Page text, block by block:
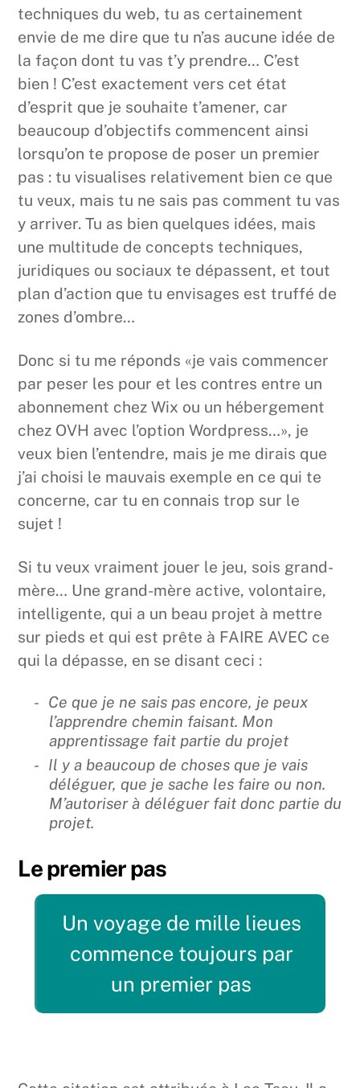
techniques du web, tu as certainement
envie de me dire que tu n’as aucune idée de
la façon dont tu vas t’y prendre… C’est
bien ! C’est exactement vers cet état
d’esprit que je souhaite t’amener, car
beaucoup d’objectifs commencent ainsi
lorsqu’on te propose de poser un premier
pas : tu visualises relativement bien ce que
tu veux, mais tu ne sais pas comment tu vas
y arriver. Tu as bien quelques idées, mais
une multitude de concepts techniques,
juridiques ou sociaux te dépassent, et tout
plan d’action que tu envisages est truffé de
zones d’ombre…
Donc si tu me réponds «je vais commencer
par peser les pour et les contres entre un
abonnement chez Wix ou un hébergement
chez OVH avec l’option Wordpress…», je
veux bien l’entendre, mais je me dirais que
j’ai choisi le mauvais exemple en ce qui te
concerne, car tu en connais trop sur le
sujet !
Si tu veux vraiment jouer le jeu, sois grand-
mère… Une grand-mère active, volontaire,
intelligente, qui a un beau projet à mettre
sur pieds et qui est prête à FAIRE AVEC ce
qui la dépasse, en se disant ceci :
Ce que je ne sais pas encore, je peux
l’apprendre chemin faisant. Mon
apprentissage fait partie du projet
Il y a beaucoup de choses que je vais
déléguer, que je sache les faire ou non.
M’autoriser à déléguer fait donc partie du
projet.
Le premier pas
Un voyage de mille lieues
commence toujours par
un premier pas